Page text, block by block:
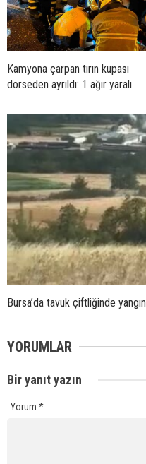
Kamyona çarpan tırın kupası
dorseden ayrıldı: 1 ağır yaralı
Bursa’da tavuk çiftliğinde yangın
YORUMLAR
Bir yanıt yazın
Yorum *